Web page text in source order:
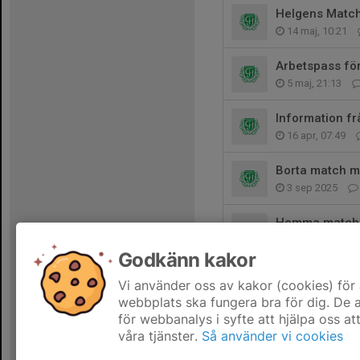
Helgens
14 maj, 10:21
Arbetspass
5 maj, 21:13
Information
16 apr, 07:49
Borta match
3 sep 2025
Hemma
24 aug 2025
Godkänn kakor
Vi använder oss av kakor (cookies)
webbplats ska fungera bra för dig. De
för webbanalys i syfte att hjälpa oss
våra tjänster. Så använder vi cookies